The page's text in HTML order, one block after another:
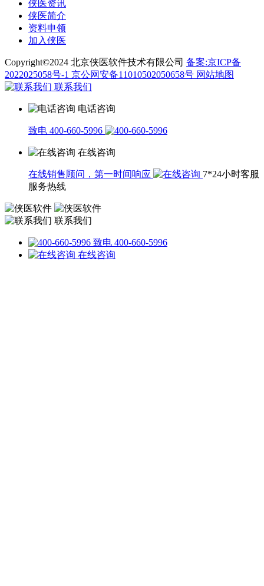
侠医资讯
侠医简介
资料申领
加入侠医
Copyright©2024 北京侠医软件技术有限公司 备案:京ICP备
2022025058号-1 京公网安备11010502050658号 网站地图
联系我们
电话咨询
致电 400-660-5996
在线咨询
在线销售顾问，第一时间响应
7*24小时客服
服务热线
联系我们
致电 400-660-5996
在线咨询